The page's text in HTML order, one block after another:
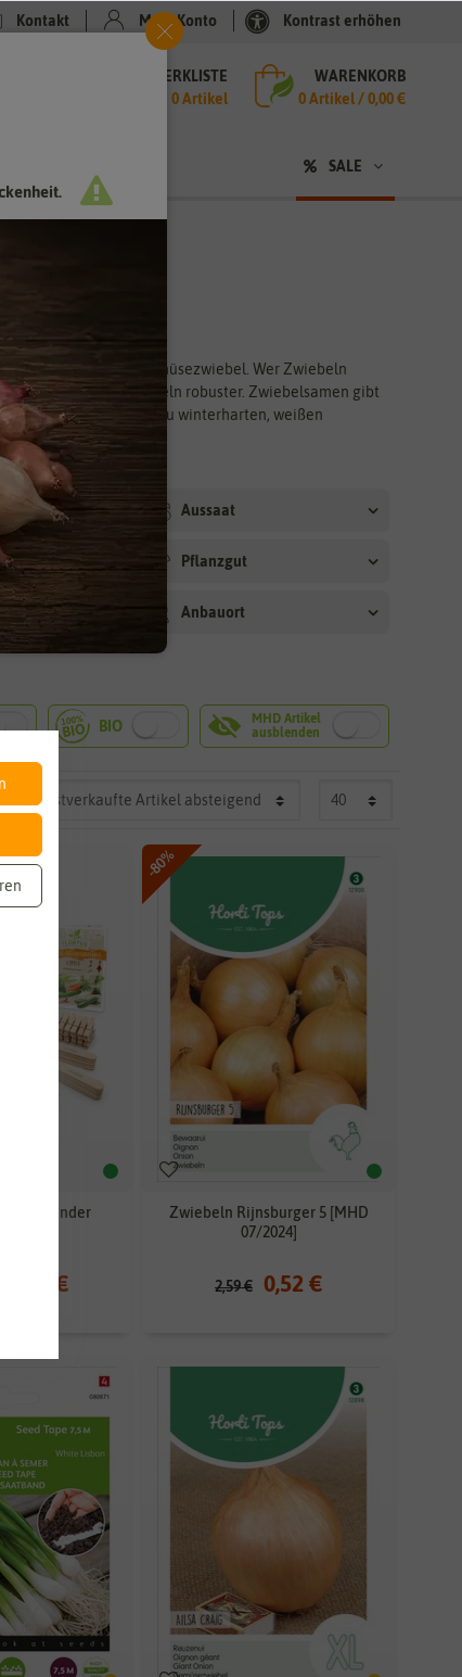
Kontakt Mein Konto Kontrast erhöhen
MERKLISTE
0 Artikel
WARENKORB
0Artikel /0,00 €
SALE
sondern auch als Gemüsezwiebel. Wer Zwiebeln
gezogenen Zwiebeln robuster. Zwiebelsamen gibt
roten Zwiebeln bis zu winterharten, weißen
Aussaat
Pflanzgut
Anbauort
19,98 €
-80%
Zwiebeln Rijnsburger 5 [MHD
07/2024]
2,59 € 0,52 €